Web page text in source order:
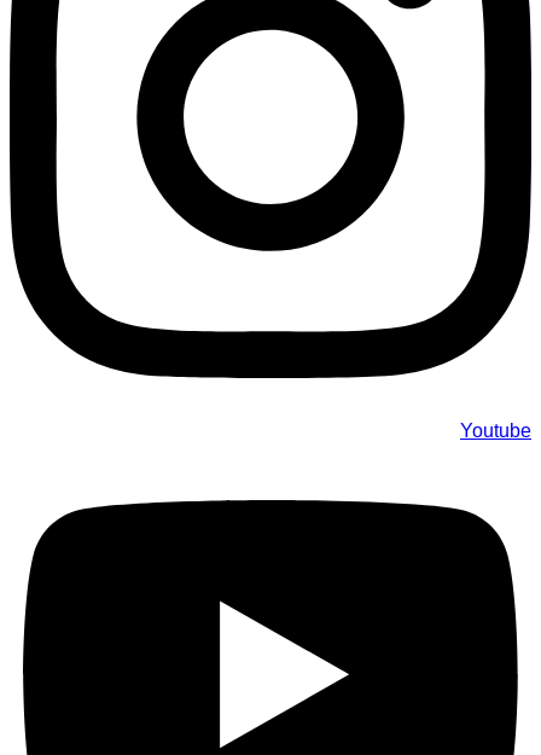
Youtube